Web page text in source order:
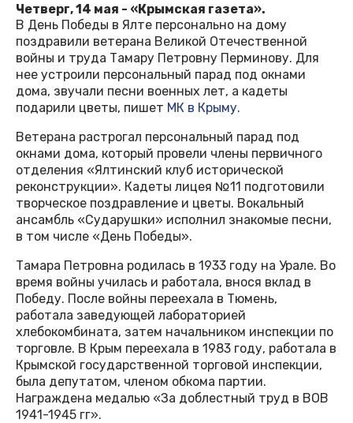
Четверг, 14 мая - «Крымская газета».
В День Победы в Ялте персонально на дому
поздравили ветерана Великой Отечественной
войны и труда Тамару Петровну Перминову. Для
нее устроили персональный парад под окнами
дома, звучали песни военных лет, а кадеты
подарили цветы, пишет МК в Крыму.
Ветерана растрогал персональный парад под
окнами дома, который провели члены первичного
отделения «Ялтинский клуб исторической
реконструкции». Кадеты лицея №11 подготовили
творческое поздравление и цветы. Вокальный
ансамбль «Сударушки» исполнил знакомые песни,
в том числе «День Победы».
Тамара Петровна родилась в 1933 году на Урале. Во
время войны училась и работала, внося вклад в
Победу. После войны переехала в Тюмень,
работала заведующей лабораторией
хлебокомбината, затем начальником инспекции по
торговле. В Крым переехала в 1983 году, работала в
Крымской государственной торговой инспекции,
была депутатом, членом обкома партии.
Награждена медалью «За доблестный труд в ВОВ
1941-1945 гг».